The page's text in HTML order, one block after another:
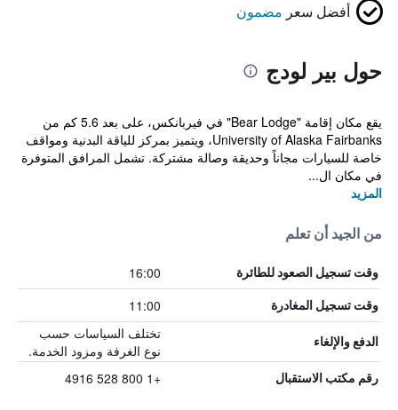
أفضل سعر مضمون
حول بير لودج
يقع مكان إقامة "Bear Lodge" في فيربانكس، على بعد 5.6 كم من
University of Alaska Fairbanks، ويتميز بمركز للياقة البدنية ومواقف
خاصة للسيارات مجاناً وحديقة وصالة مشتركة. تشمل المرافق المتوفرة
في مكان ال...
المزيد
من الجيد أن تعلم
وقت تسجيل الصعود للطائرة 16:00
وقت تسجيل المغادرة 11:00
الدفع والإلغاء
تختلف السياسات حسب
نوع الغرفة ومزود الخدمة.
رقم مكتب الاستقبال +1 800 528 4916